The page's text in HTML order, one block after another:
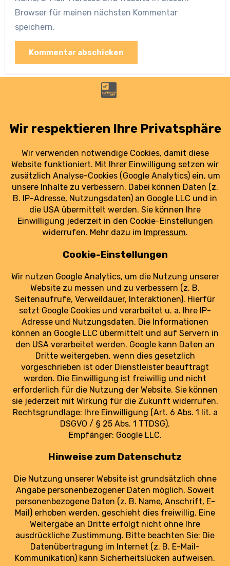
Browser für meinen nächsten Kommentar
speichern.
Chronik zur Debatte um
Luftverkehrsteuer: BDL fordert weitere
Entlastungen
Luftfahrtstrategie des Bundes: Wird der
Osten übersehen?
Strecken-Ticker: Lufthansa hält an
Dresden–München fest